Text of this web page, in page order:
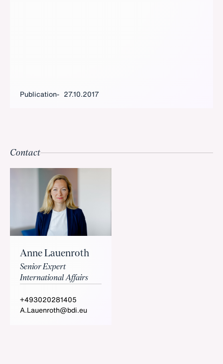
Publication 27.10.2017
Contact
Anne Lauenroth
Senior Expert
International Affairs
+493020281405
A.Lauenroth@bdi.eu